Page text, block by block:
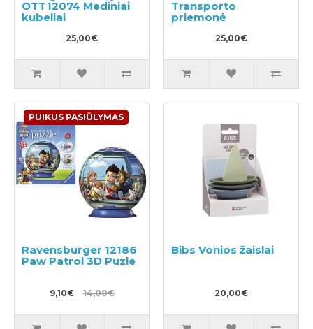
OTT12074 Mediniai
kubeliai
25,00€
Transporto
priemonė
25,00€
PUIKUS PASIŪLYMAS
Ravensburger 12186
Paw Patrol 3D Puzle
9,10€ 14,00€
Bibs Vonios žaislai
20,00€